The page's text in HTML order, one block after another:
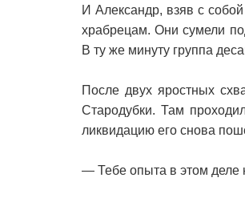
И Александр, взяв с
храбрецам. Они сумели
В ту же минуту группа
После двух яростных
Стародубки. Там
ликвидацию его снова
— Тебе опыта в этом деле